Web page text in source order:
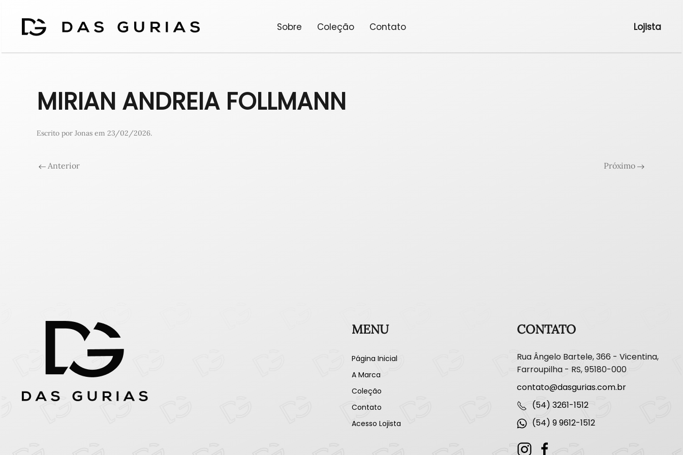
Sobre Coleção Contato Lojista
MIRIAN ANDREIA FOLLMANN
Escrito por Jonas em 23/02/2026.
Anterior Próximo
MENU
Página Inicial
A Marca
Coleção
Contato
Acesso Lojista
CONTATO
Rua Ângelo Bartele, 366 - Vicentina,
Farroupilha - RS, 95180-000
contato@dasgurias.com.br
(54) 3261-1512
(54) 9 9612-1512